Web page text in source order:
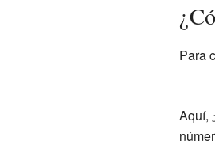
Para
Aquí,